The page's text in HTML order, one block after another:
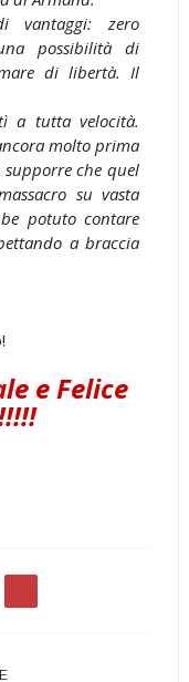
vantaggi: zero
possibilità di
di libertà. Il
a tutta velocità.
molto prima
che quel
su vasta
potuto contare
a braccia
e Felice